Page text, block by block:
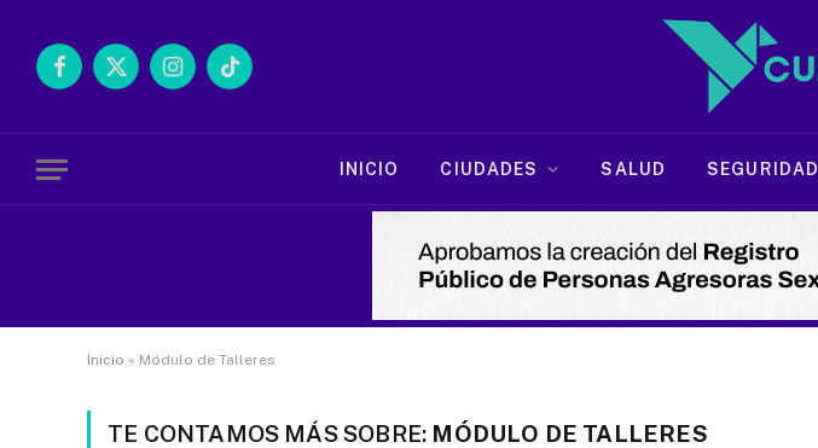
Facebook
X
InstagramTikTok
INICIO CIUDADES SALUD SEGURIDAD
Inicio » Módulo de Talleres
TE CONTAMOS MÁS SOBRE: MÓDULO DE TALLERES